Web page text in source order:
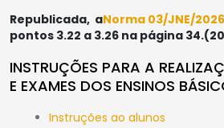
Republicada, aNorma 03/JNE/2026
pontos 3.22 a 3.26 na página
INSTRUÇÕES PARA A
E EXAMES DOS ENSINOS
Instruções ao alunos